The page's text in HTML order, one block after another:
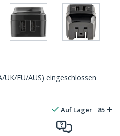
EU/AUS) eingeschlossen
Auf Lager 85